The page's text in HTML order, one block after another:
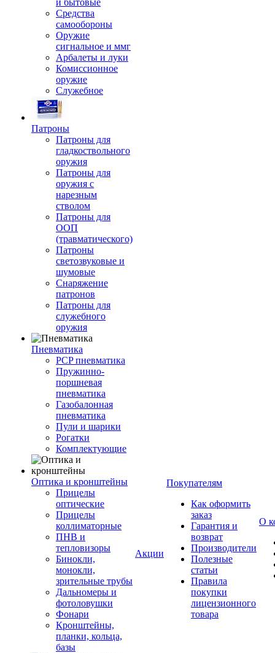
и бытовые
Средства
самообороны
Оружие
сигнальное и ммг
Арбалеты и луки
Комиссионное
оружие
Служебное
Патроны
Патроны для
гладкоствольного
оружия
Патроны для
оружия с
нарезным
стволом
Патроны для
ООП
(травматического)
Патроны
светозвуковые и
шумовые
Снаряжение
патронов
Патроны для
служебного
оружия
Пневматика
PCP пневматика
Пружинно-
поршневая
пневматика
Газобалонная
пневматика
Пули и шарики
Рогатки
Комплектующие
Оптика и кронштейны
Прицелы
оптические
Прицелы
коллиматорные
ПНВ и
тепловизоры
Бинокли,
монокли,
зрительные трубы
Дальномеры и
фотоловушки
Фонари
Кронштейны,
планки, кольца,
базы
Акции
Покупателям
Как оформить
заказ
Гарантия и
возврат
Производители
Полезные
статьи
Правила
покупки
лицензионного
товара
О